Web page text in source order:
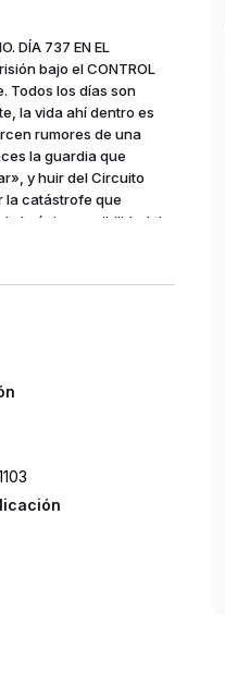
DÍA 737 EN EL
bajo el CONTROL
Todos los días son
la vida ahí dentro es
rumores de una
la guardia que
y huir del Circuito
la catástrofe que
la única posibilidad de
prisión?».LOUISE